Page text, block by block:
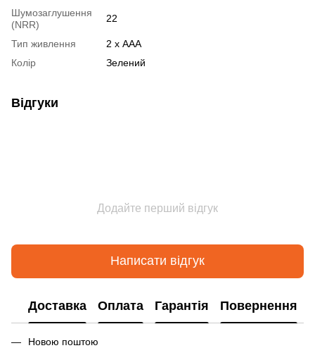
Шумозаглушення
(NRR)
22
Тип живлення
2 х AAA
Колір
Зелений
Відгуки
Додайте перший відгук
Написати відгук
Доставка Оплата Гарантія Повернення
Новою поштою